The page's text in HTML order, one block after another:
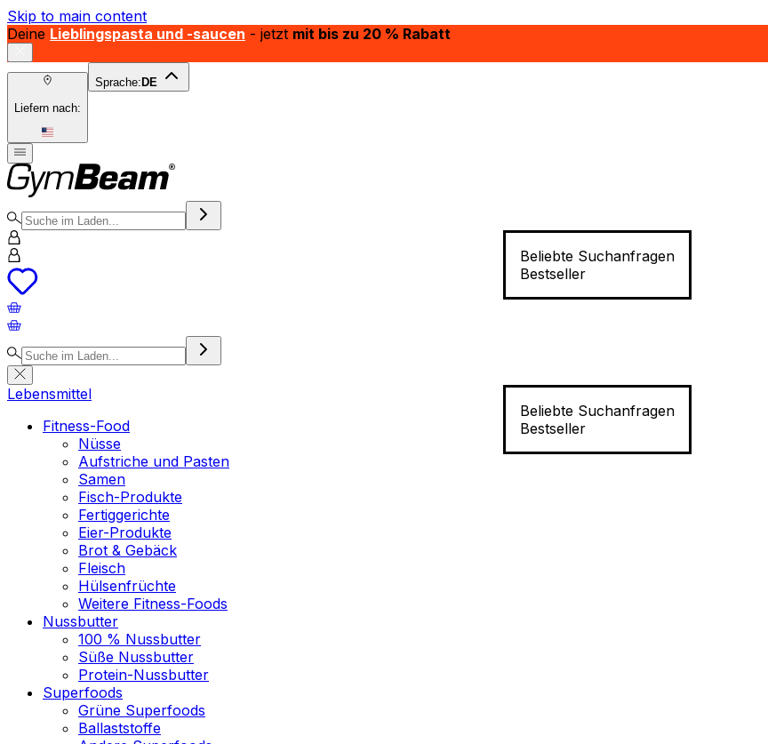
Skip to main content
Deine Lieblingspasta und -saucen - jetzt mit bis zu 20 % Rabatt
Liefern nach:
Sprache: DE
Beliebte Suchanfragen
Bestseller
Beliebte Suchanfragen
Bestseller
Lebensmittel
Fitness-Food
Nüsse
Aufstriche und Pasten
Samen
Fisch-Produkte
Fertiggerichte
Eier-Produkte
Brot & Gebäck
Fleisch
Hülsenfrüchte
Weitere Fitness-Foods
Nussbutter
100 % Nussbutter
Süße Nussbutter
Protein-Nussbutter
Superfoods
Grüne Superfoods
Ballaststoffe